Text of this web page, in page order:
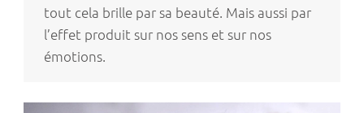
tout cela brille par sa beauté. Mais aussi par
l’effet produit sur nos sens et sur nos
émotions.